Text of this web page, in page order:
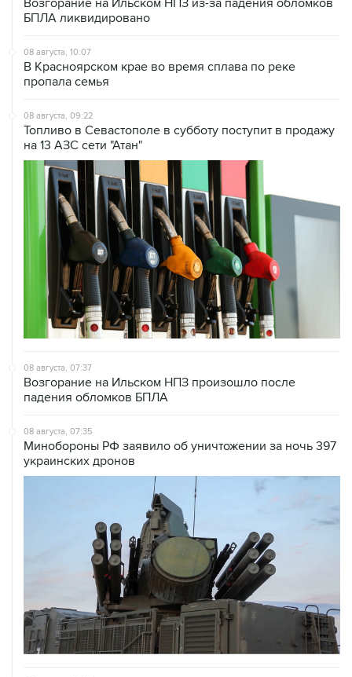
Возгорание на Ильском НПЗ из-за падения обломков
БПЛА ликвидировано
08 августа, 10:07
В Красноярском крае во время сплава по реке
пропала семья
08 августа, 09:22
Топливо в Севастополе в субботу поступит в продажу
на 13 АЗС сети "Атан"
08 августа, 07:37
Возгорание на Ильском НПЗ произошло после
падения обломков БПЛА
08 августа, 07:35
Минобороны РФ заявило об уничтожении за ночь 397
украинских дронов